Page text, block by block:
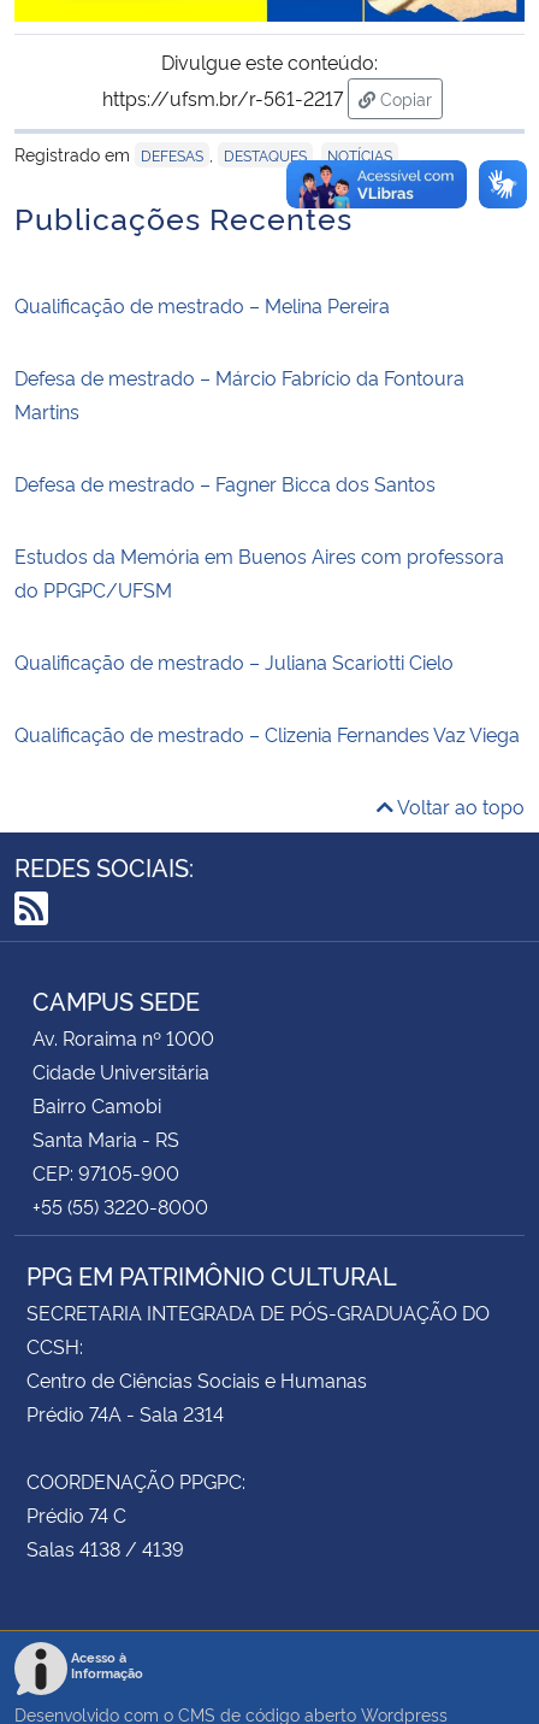
Divulgue este conteúdo:
https://ufsm.br/r-561-2217
Copiar
para área de
Registrado em
DEFESAS DESTAQUES NOTÍCIAS
Publicações Recentes
Qualificação de mestrado – Melina Pereira
Defesa de mestrado – Márcio Fabrício da Fontoura
Martins
Defesa de mestrado – Fagner Bicca dos Santos
Estudos da Memória em Buenos Aires com professora
do PPGPC/UFSM
Qualificação de mestrado – Juliana Scariotti Cielo
Qualificação de mestrado – Clizenia Fernandes Vaz Viega
Voltar ao topo
REDES SOCIAIS:
RSS
CAMPUS SEDE
Av. Roraima nº 1000
Cidade Universitária
Bairro Camobi
Santa Maria - RS
CEP: 97105-900
+55 (55) 3220-8000
PPG EM PATRIMÔNIO CULTURAL
SECRETARIA INTEGRADA DE PÓS-GRADUAÇÃO DO
CCSH:
Centro de Ciências Sociais e Humanas
Prédio 74A - Sala 2314
COORDENAÇÃO PPGPC:
Prédio 74 C
Salas 4138 / 4139
Acesso à
Informação
Desenvolvido com o CMS de código aberto Wordpress